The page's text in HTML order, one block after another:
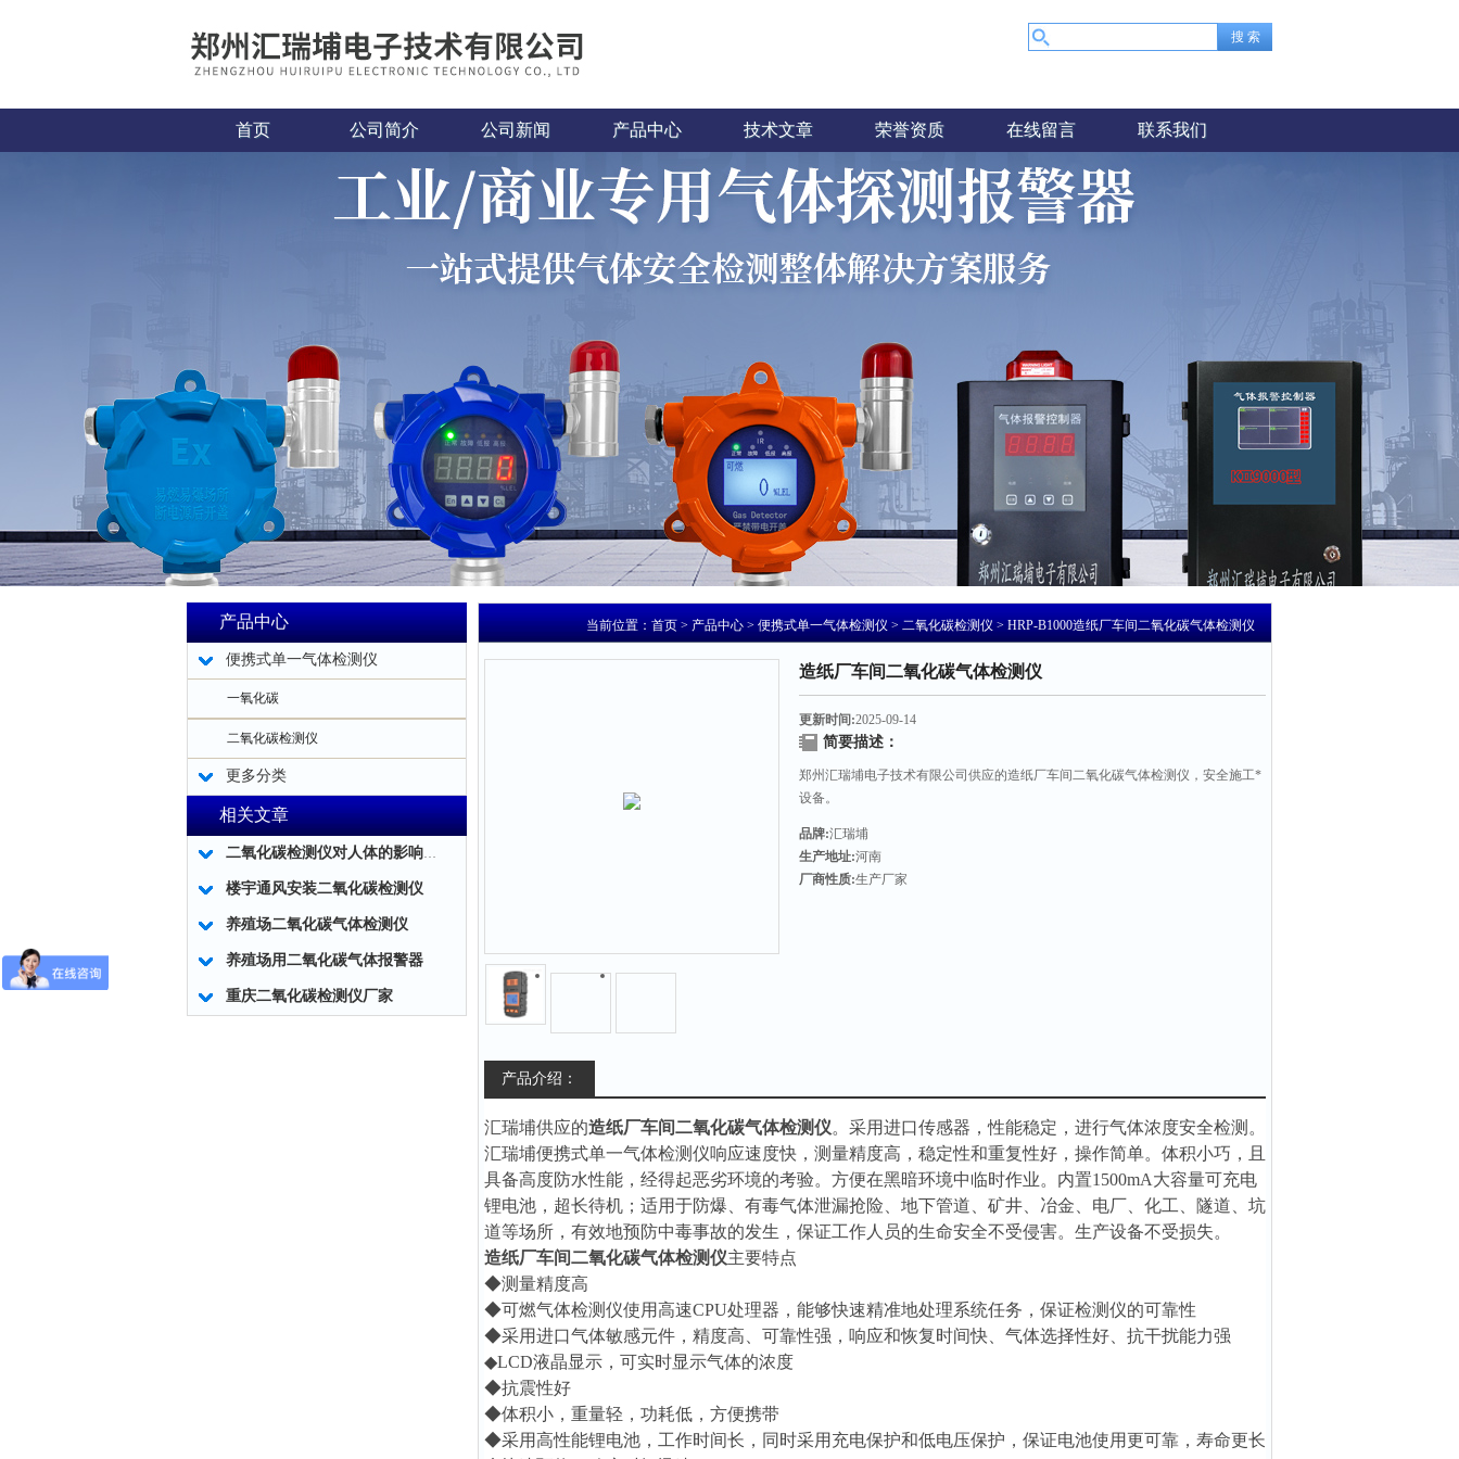
首页 公司简介 公司新闻 产品中心 技术文章 荣誉资质 在线留言 联系我们
产品中心
便携式单一气体检测仪
一氧化碳
二氧化碳检测仪
更多分类
相关文章
二氧化碳检测仪对人体的影响及二氧化碳检测仪的应用！
楼宇通风安装二氧化碳检测仪
养殖场二氧化碳气体检测仪
养殖场用二氧化碳气体报警器
重庆二氧化碳检测仪厂家
当前位置：首页>产品中心>便携式单一气体检测仪>二氧化碳检测仪> HRP-B1000造纸厂车间二氧化碳气体检测仪
造纸厂车间二氧化碳气体检测仪
更新时间:2025-09-14
简要描述：
郑州汇瑞埔电子技术有限公司供应的造纸厂车间二氧化碳气体检测仪，安全施工*
设备。
品牌:汇瑞埔
生产地址:河南
厂商性质:生产厂家
产品介绍：
汇瑞埔供应的造纸厂车间二氧化碳气体检测仪。 采用进口传感器，性能稳定，进行气体浓度安全检测。
汇瑞埔便携式单一气体检测仪响应速度快，测量精度高，稳定性和重复性好，操作简单。体积小巧，且
具备高度防水性能，经得起恶劣环境的考验。方便在黑暗环境中临时作业。内置1500mA大容量可充电
锂电池，超长待机；适用于防爆、有毒气体泄漏抢险、地下管道、矿井、冶金、电厂、化工、隧道、坑
道等场所，有效地预防中毒事故的发生，保证工作人员的生命安全不受侵害。生产设备不受损失。
造纸厂车间二氧化碳气体检测仪主要特点
◆测量精度高
◆可燃气体检测仪使用高速CPU处理器，能够快速精准地处理系统任务，保证检测仪的可靠性
◆采用进口气体敏感元件，精度高、可靠性强，响应和恢复时间快、气体选择性好、抗干扰能力强
◆LCD液晶显示，可实时显示气体的浓度
◆抗震性好
◆体积小，重量轻，功耗低，方便携带
◆采用高性能锂电池，工作时间长，同时采用充电保护和低电压保护，保证电池使用更可靠，寿命更长